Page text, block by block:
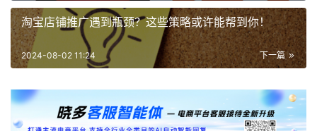
淘宝店铺推广遇到瓶颈？这些策略或许能帮到你！
下一篇
2024-08-02 11:24